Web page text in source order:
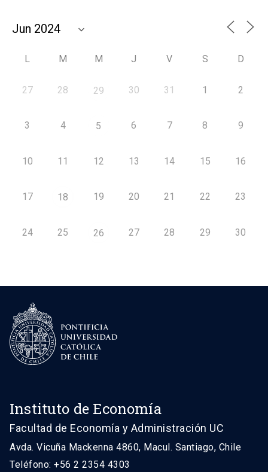
L M M J V S D
27 28 29 30 31 1 2
3 4 5 6 7 8 9
10 11 12 13 14 15 16
17 18 19 20 21 22 23
24 25 26 27 28 29 30
Instituto de Economía
Facultad de Economía y Administración UC
Avda. Vicuña Mackenna 4860, Macul. Santiago, Chile
Teléfono: +56 2 2354 4303